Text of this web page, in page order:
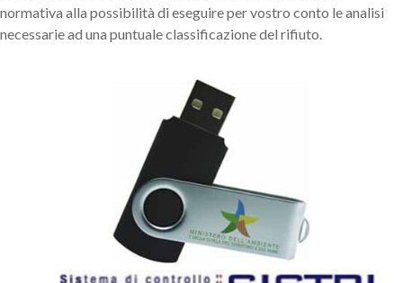
normativa alla possibilità di eseguire per vostro conto le analisi
necessarie ad una puntuale classificazione del rifiuto.